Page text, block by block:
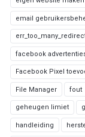
email
facebook
Facebook Pixel
File Manager fout
geheugen limiet
handleiding